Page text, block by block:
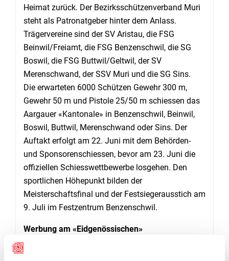
Heimat zurück. Der Bezirksschützenverband Muri
steht als Patronatgeber hinter dem Anlass.
Trägervereine sind der SV Aristau, die FSG
Beinwil/Freiamt, die FSG Benzenschwil, die SG
Boswil, die FSG Buttwil/Geltwil, der SV
Merenschwand, der SSV Muri und die SG Sins.
Die erwarteten 6000 Schützen Gewehr 300 m,
Gewehr 50 m und Pistole 25/50 m schiessen das
Aargauer «Kantonale» in Benzenschwil, Beinwil,
Boswil, Buttwil, Merenschwand oder Sins. Der
Auftakt erfolgt am 22. Juni mit dem Behörden-
und Sponsorenschiessen, bevor am 23. Juni die
offiziellen Schiesswettbewerbe losgehen. Den
sportlichen Höhepunkt bilden der
Meisterschaftsfinal und der Festsiegerausstich am
9. Juli im Festzentrum Benzenschwil.
Werbung am «Eidgenössischen»